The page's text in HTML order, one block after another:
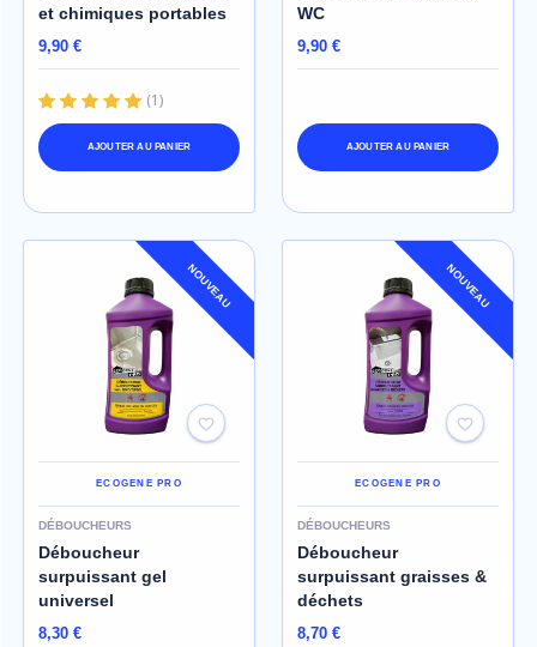
et chimiques portables
9,90 €
(1)
AJOUTER AU PANIER
WC
9,90 €
AJOUTER AU PANIER
NOUVEAU
ECOGENE PRO
DÉBOUCHEURS
Déboucheur
surpuissant gel
universel
8,30 €
NOUVEAU
ECOGENE PRO
DÉBOUCHEURS
Déboucheur
surpuissant graisses &
déchets
8,70 €